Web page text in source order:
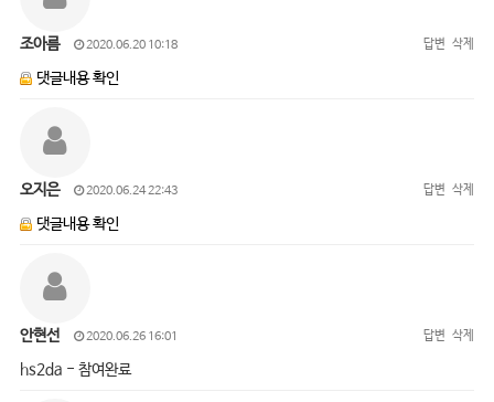
조아름 2020.06.20 10:18 답변 삭제
댓글내용 확인
오지은 2020.06.24 22:43 답변 삭제
댓글내용 확인
안현선 2020.06.26 16:01 답변 삭제
hs2da - 참여완료